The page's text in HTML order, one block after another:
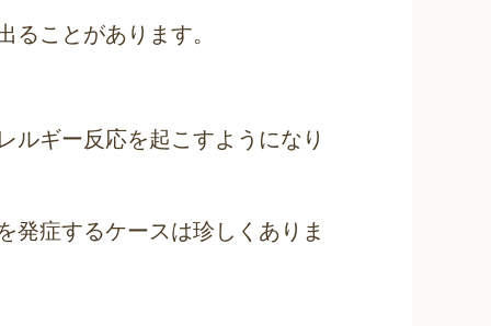
ことがあります。
ルギー反応を起こすようになり
発症するケースは珍しくありま